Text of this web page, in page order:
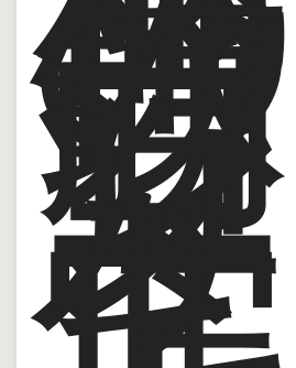
鉄
筋
コ
ン
ク
リ
ー
ト